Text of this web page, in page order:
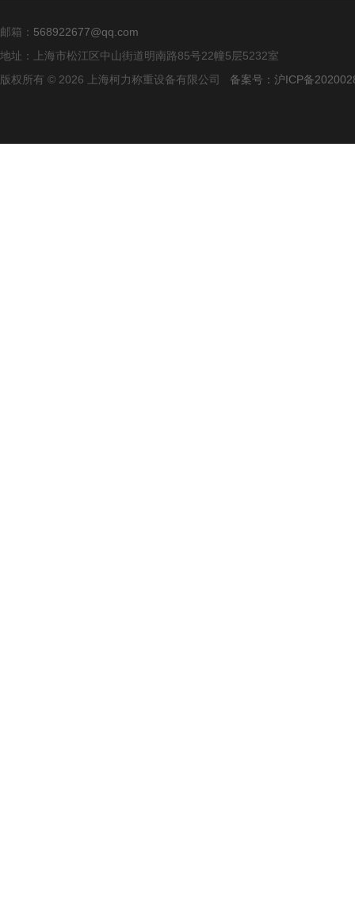
邮箱： 568922677@qq.com
地址：上海市松江区中山街道明南路85号22幢5层5232室
版权所有 © 2026 上海柯力称重设备有限公司 备案号：沪ICP备